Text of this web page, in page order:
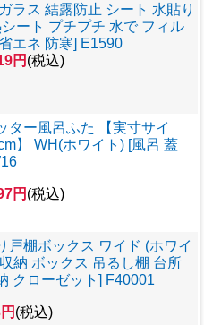
ラス 結露防止 シート 水貼り
ート プチプチ 水で フィル
エネ 防寒] E1590
円 (税込)
ター風呂ふた 【実寸サイ
】 WH(ホワイト) [風呂 蓋
円 (税込)
戸棚ボックス ワイド (ホワイ
納 ボックス 吊るし棚 台所
クローゼット] F40001
(税込)